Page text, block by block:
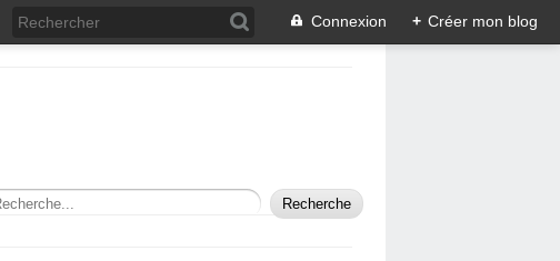
Connexion + Créer mon blog